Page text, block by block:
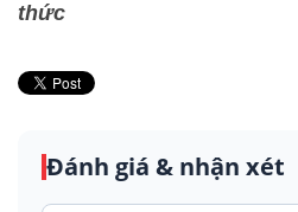
thức
Đánh giá & nhận xét